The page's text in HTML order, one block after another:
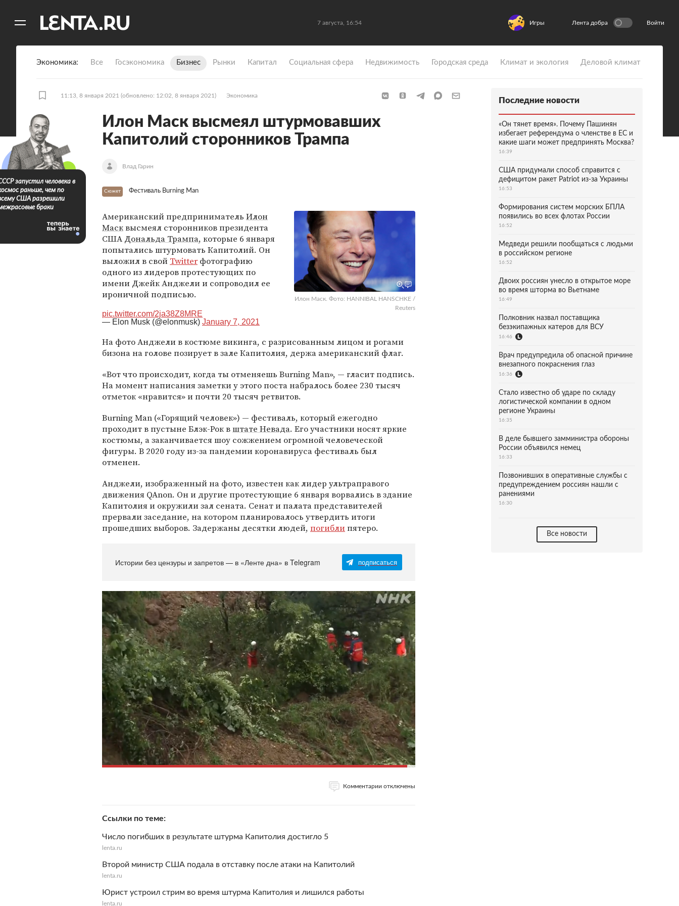
7 августа, 16:54 Игры Лента добра Войти
Экономика Все Госэкономика Бизнес Рынки Капитал Социальная сфера Недвижимость Городская среда Климат и экология Деловой климат
11:13, 8 января 2021 (обновлено: 12:02, 8 января 2021) Экономика
Илон Маск высмеял штурмовавших
Капитолий сторонников Трампа
Влад Гарин
Сюжет Фестиваль Burning Man
Илон Маск. Фото: HANNIBAL HANSCHKE /
Reuters
Американский предприниматель Илон
Масквысмеял сторонников президента
США Дональда Трампа, которые 6 января
попытались штурмовать Капитолий. Он
выложил в свой Twitter фотографию
одного из лидеров протестующих по
имени Джейк Анджели и сопроводил ее
ироничной подписью.
pic.twitter.com/2ja38Z8MRE
— Elon Musk (@elonmusk) January 7, 2021
На фото Анджели в костюме викинга, с разрисованным лицом и рогами
бизона на голове позирует в зале Капитолия, держа американский флаг.
«Вот что происходит, когда ты отменяешь Burning Man», — гласит подпись.
На момент написания заметки у этого поста набралось более 230 тысяч
отметок «нравится» и почти 20 тысяч ретвитов.
Burning Man («Горящий человек») — фестиваль, который ежегодно
проходит в пустыне Блэк-Рок вштате Невада. Его участники носят яркие
костюмы, а заканчивается шоу сожжением огромной человеческой
фигуры. В 2020 году из-за пандемии коронавируса фестиваль был
отменен.
Анджели, изображенный на фото, известен как лидер ультраправого
движения QAnon. Он и другие протестующие 6 января ворвались в здание
Капитолия и окружили зал сената. Сенат и палата представителей
прервали заседание, на котором планировалось утвердить итоги
прошедших выборов. Задержаны десятки людей, погиблипятеро.
Истории без цензуры и запретов — в «Ленте дна» в Telegram подписаться
Комментарии отключены
Ссылки по теме
Число погибших в результате штурма Капитолия достигло 5
lenta.ru
Второй министр США подала в отставку после атаки на Капитолий
lenta.ru
Юрист устроил стрим во время штурма Капитолия и лишился работы
lenta.ru
запустил человека в
раньше, чем по
США разрешили
браки
Последние новости
«Он тянет время». Почему Пашинян
избегает референдума о членстве в ЕС и
какие шаги может предпринять Москва?
16:39
США придумали способ справится с
дефицитом ракет Patriot из-за Украины
16:53
Формирования систем морских БПЛА
появились во всех флотах России
16:52
Медведи решили пообщаться с людьми
в российском регионе
16:52
Двоих россиян унесло в открытое море
во время шторма во Вьетнаме
16:49
Полковник назвал поставщика
безэкипажных катеров для ВСУ
16:46
Врач предупредила об опасной причине
внезапного покраснения глаз
16:36
Стало известно об ударе по складу
логистической компании в одном
регионе Украины
16:35
В деле бывшего замминистра обороны
России объявился немец
16:33
Позвонивших в оперативные службы с
предупреждением россиян нашли с
ранениями
16:30
Все новости